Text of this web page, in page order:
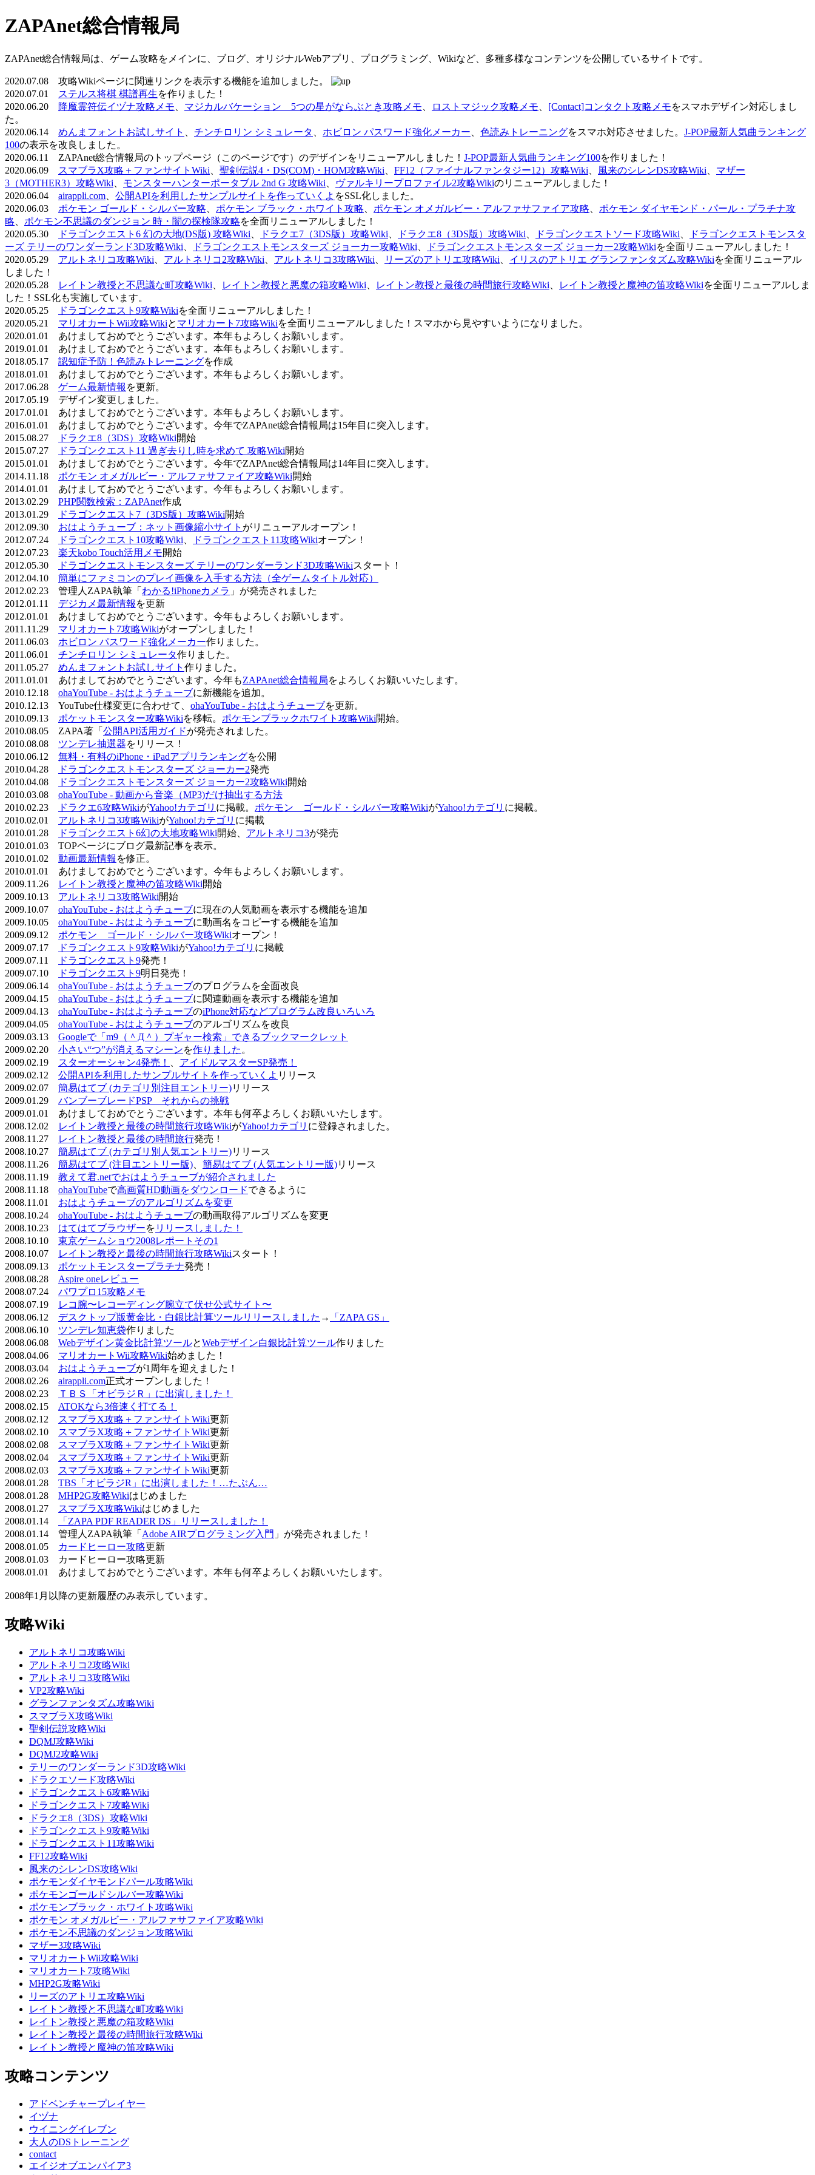
ZAPAnet総合情報局
ZAPAnet総合情報局は、ゲーム攻略をメインに、ブログ、オリジナルWebアプリ、プログラミング、Wikiなど、多種多様なコンテンツを公開しているサイトです。
2020.07.08 攻略Wikiページに関連リンクを表示する機能を追加しました。
2020.07.01
ステルス将棋 棋譜再生を作りました！
2020.06.20
降魔霊符伝イヅナ攻略メモ マジカルバケーション 5つの星がならぶとき攻略メモ ロストマジック攻略メモ [Contact]コンタクト攻略メモをスマホデザイン対応しまし
た。
2020.06.14 めんまフォントお試しサイト チンチロリン シミュレータ ホビロン パスワード強化メーカー 色読みトレーニングをスマホ対応させました。 J-POP最新人気曲ランキング
100の表示を改良しました。
2020.06.11 ZAPAnet総合情報局のトップページ（このページです）のデザインをリニューアルしました！ J-POP最新人気曲ランキング100を作りました！
2020.06.09
スマブラX攻略＋ファンサイトWiki 聖剣伝説4・DS(COM)・HOM攻略Wiki FF12（ファイナルファンタジー12）攻略Wiki 風来のシレンDS攻略Wiki
マザー
3（MOTHER3）攻略Wiki
モンスターハンターポータブル 2nd G 攻略Wiki ヴァルキリープロファイル2攻略Wikiのリニューアルしました！
2020.06.04 airappli.com 公開APIを利用したサンプルサイトを作っていくよ をSSL化しました。
2020.06.03 ポケモン ゴールド・シルバー攻略 ポケモン ブラック・ホワイト攻略 ポケモン オメガルビー・アルファサファイア攻略
ポケモン ダイヤモンド・パール・プラチナ攻
略
ポケモン不思議のダンジョン 時・闇の探検隊攻略を全面リニューアルしました！
2020.05.30
ドラゴンクエスト6 幻の大地(DS版) 攻略Wiki ドラクエ7（3DS版）攻略Wiki ドラクエ8（3DS版）攻略Wiki ドラゴンクエストソード攻略Wiki
ドラゴンクエストモンスタ
ーズ テリーのワンダーランド3D攻略Wiki
ドラゴンクエストモンスターズ ジョーカー攻略Wiki ドラゴンクエストモンスターズ ジョーカー2攻略Wikiを全面リニューアルしました！
2020.05.29 アルトネリコ攻略Wiki アルトネリコ2攻略Wiki アルトネリコ3攻略Wiki リーズのアトリエ攻略Wiki イリスのアトリエ グランファンタズム攻略Wikiを全面リニューアル
しました！
2020.05.28
レイトン教授と不思議な町攻略Wiki レイトン教授と悪魔の箱攻略Wiki レイトン教授と最後の時間旅行攻略Wiki レイトン教授と魔神の笛攻略Wikiを全面リニューアルしま
した！SSL化も実施しています。
2020.05.25
ドラゴンクエスト9攻略Wikiを全面リニューアルしました！
2020.05.21 マリオカートWii攻略Wikiと マリオカート7攻略Wikiを全面リニューアルしました！スマホから見やすいようになりました。
2020.01.01 あけましておめでとうございます。本年もよろしくお願いします。
2019.01.01 あけましておめでとうございます。本年もよろしくお願いします。
2018.05.17 認知症予防！色読みトレーニングを作成
2018.01.01 あけましておめでとうございます。本年もよろしくお願いします。
2017.06.28 ゲーム最新情報 を更新。
2017.05.19 デザイン変更しました。
2017.01.01 あけましておめでとうございます。本年もよろしくお願いします。
2016.01.01 あけましておめでとうございます。今年でZAPAnet総合情報局は15年目に突入します。
2015.08.27
ドラクエ8（3DS）攻略Wiki開始
2015.07.27
ドラゴンクエスト11 過ぎ去りし時を求めて 攻略Wiki開始
2015.01.01 あけましておめでとうございます。今年でZAPAnet総合情報局は14年目に突入します。
2014.11.18 ポケモン オメガルビー・アルファサファイア攻略Wiki開始
2014.01.01 あけましておめでとうございます。今年もよろしくお願いします。
2013.02.29 PHP関数検索：ZAPAnet作成
2013.01.29
ドラゴンクエスト7（3DS版）攻略Wiki開始
2012.09.30 おはようチューブ：ネット画像縮小サイト がリニューアルオープン！
2012.07.24
ドラゴンクエスト10攻略Wiki ドラゴンクエスト11攻略Wikiオープン！
2012.07.23 楽天kobo Touch活用メモ開始
2012.05.30
ドラゴンクエストモンスターズ テリーのワンダーランド3D攻略Wikiスタート！
2012.04.10 簡単にファミコンのプレイ画像を入手する方法（全ゲームタイトル対応）
2012.02.23 管理人ZAPA執筆「 わかる!iPhoneカメラ 」が発売されました
2012.01.11 デジカメ最新情報 を更新
2012.01.01 あけましておめでとうございます。今年もよろしくお願いします。
2011.11.29 マリオカート7攻略Wikiがオープンしました！
2011.06.03 ホビロン パスワード強化メーカー作りました。
2011.06.01 チンチロリン シミュレータ作りました。
2011.05.27 めんまフォントお試しサイト 作りました。
2011.01.01 あけましておめでとうございます。今年もZAPAnet総合情報局をよろしくお願いいたします。
2010.12.18 ohaYouTube - おはようチューブに新機能を追加。
2010.12.13 YouTube仕様変更に合わせて、 ohaYouTube - おはようチューブを更新。
2010.09.13 ポケットモンスター攻略Wikiを移転。 ポケモンブラックホワイト攻略Wiki開始。
2010.08.05 ZAPA著「 公開API活用ガイドが発売されました。
2010.08.08 ツンデレ抽選器をリリース！
2010.06.12 無料・有料のiPhone・iPadアプリランキングを公開
2010.04.28
ドラゴンクエストモンスターズ ジョーカー2発売
2010.04.08
ドラゴンクエストモンスターズ ジョーカー2攻略Wiki開始
2010.03.08 ohaYouTube - 動画から音楽（MP3)だけ抽出する方法
2010.02.23
ドラクエ6攻略WikiがYahoo!カテゴリ に掲載。 ポケモン ゴールド・シルバー攻略WikiがYahoo!カテゴリ に掲載。
2010.02.01 アルトネリコ3攻略WikiがYahoo!カテゴリ に掲載
2010.01.28
ドラゴンクエスト6幻の大地攻略Wiki開始、 アルトネリコ3が発売
2010.01.03 TOPページにブログ最新記事を表示。
2010.01.02 動画最新情報 を修正。
2010.01.01 あけましておめでとうございます。今年もよろしくお願いします。
2009.11.26
レイトン教授と魔神の笛攻略Wiki開始
2009.10.13 アルトネリコ3攻略Wiki開始
2009.10.07 ohaYouTube - おはようチューブに現在の人気動画を表示する機能を追加
2009.10.05 ohaYouTube - おはようチューブに動画名をコピーする機能を追加
2009.09.12 ポケモン ゴールド・シルバー攻略Wikiオープン！
2009.07.17
ドラゴンクエスト9攻略WikiがYahoo!カテゴリ に掲載
2009.07.11
ドラゴンクエスト9発売！
2009.07.10
ドラゴンクエスト9明日発売！
2009.06.14 ohaYouTube - おはようチューブのプログラムを全面改良
2009.04.15 ohaYouTube - おはようチューブに関連動画を表示する機能を追加
2009.04.13 ohaYouTube - おはようチューブのiPhone対応などプログラム改良いろいろ
2009.04.05 ohaYouTube - おはようチューブのアルゴリズムを改良
2009.03.13 Googleで「m9（＾Д＾）プギャー検索」できるブックマークレット
2009.02.20 小さい“つ”が消えるマシーンを作りました 。
2009.02.19
スターオーシャン4発売！
アイドルマスターSP発売！
2009.02.12 公開APIを利用したサンプルサイトを作っていくよ リリース
2009.02.07 簡易はてブ (カテゴリ別注目エントリー)リリース
2009.01.29 バンブーブレードPSP それからの挑戦
2009.01.01 あけましておめでとうございます。本年も何卒よろしくお願いいたします。
2008.12.02
レイトン教授と最後の時間旅行攻略WikiがYahoo!カテゴリ に登録されました。
2008.11.27
レイトン教授と最後の時間旅行発売！
2008.10.27 簡易はてブ (カテゴリ別人気エントリー)リリース
2008.11.26 簡易はてブ (注目エントリー版) 簡易はてブ (人気エントリー版)リリース
2008.11.19 教えて君.netでおはようチューブが紹介されました
2008.11.18 ohaYouTubeで高画質HD動画をダウンロードできるように
2008.11.01 おはようチューブのアルゴリズムを変更
2008.10.24 ohaYouTube - おはようチューブの動画取得アルゴリズムを変更
2008.10.23 はてはてブラウザーを リリースしました！
2008.10.10 東京ゲームショウ2008レポートその1
2008.10.07
レイトン教授と最後の時間旅行攻略Wikiスタート！
2008.09.13 ポケットモンスタープラチナ発売！
2008.08.28 Aspire oneレビュー
2008.07.24 パワプロ15攻略メモ
2008.07.19
レコ腕〜レコーディング腕立て伏せ公式サイト〜
2008.06.12 デスクトップ版黄金比・白銀比計算ツールリリースしました →
「ZAPA GS」
2008.06.10 ツンデレ知恵袋作りました
2008.06.08 Webデザイン黄金比計算ツールとWebデザイン白銀比計算ツール作りました
2008.04.06 マリオカートWii攻略Wiki始めました！
2008.03.04 おはようチューブが1周年を迎えました！
2008.02.26 airappli.com正式オープンしました！
2008.02.23
ＴＢＳ「オビラジＲ」に出演しました！
2008.02.15 ATOKなら3倍速く打てる！
2008.02.12
スマブラX攻略＋ファンサイトWiki更新
2008.02.10
スマブラX攻略＋ファンサイトWiki更新
2008.02.08
スマブラX攻略＋ファンサイトWiki更新
2008.02.04
スマブラX攻略＋ファンサイトWiki更新
2008.02.03
スマブラX攻略＋ファンサイトWiki更新
2008.01.28 TBS「オビラジR」に出演しました！…たぶん…
2008.01.28 MHP2G攻略Wikiはじめました
2008.01.27
スマブラX攻略Wikiはじめました
2008.01.14
「ZAPA PDF READER DS」リリースしました！
2008.01.14 管理人ZAPA執筆「 Adobe AIRプログラミング入門 」が発売されました！
2008.01.05
カードヒーロー攻略更新
2008.01.03 カードヒーロー攻略更新
2008.01.01 あけましておめでとうございます。本年も何卒よろしくお願いいたします。
2008年1月以降の更新履歴のみ表示しています。
攻略Wiki
アルトネリコ攻略Wiki
アルトネリコ2攻略Wiki
アルトネリコ3攻略Wiki
VP2攻略Wiki
グランファンタズム攻略Wiki
スマブラX攻略Wiki
聖剣伝説攻略Wiki
DQMJ攻略Wiki
DQMJ2攻略Wiki
テリーのワンダーランド3D攻略Wiki
ドラクエソード攻略Wiki
ドラゴンクエスト6攻略Wiki
ドラゴンクエスト7攻略Wiki
ドラクエ8（3DS）攻略Wiki
ドラゴンクエスト9攻略Wiki
ドラゴンクエスト11攻略Wiki
FF12攻略Wiki
風来のシレンDS攻略Wiki
ポケモンダイヤモンドパール攻略Wiki
ポケモンゴールドシルバー攻略Wiki
ポケモンブラック・ホワイト攻略Wiki
ポケモン オメガルビー・アルファサファイア攻略Wiki
ポケモン不思議のダンジョン攻略Wiki
マザー3攻略Wiki
マリオカートWii攻略Wiki
マリオカート7攻略Wiki
MHP2G攻略Wiki
リーズのアトリエ攻略Wiki
レイトン教授と不思議な町攻略Wiki
レイトン教授と悪魔の箱攻略Wiki
レイトン教授と最後の時間旅行攻略Wiki
レイトン教授と魔神の笛攻略Wiki
攻略コンテンツ
アドベンチャープレイヤー
イヅナ
ウイニングイレブン
大人のDSトレーニング
contact
エイジオブエンパイア3